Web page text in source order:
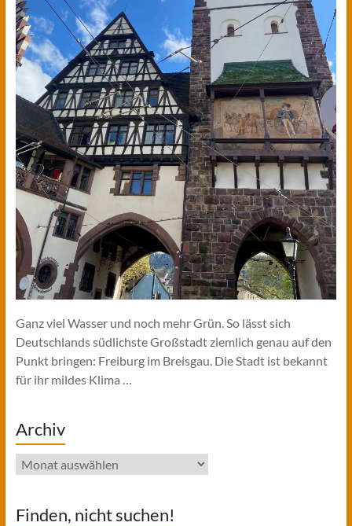
Ganz viel Wasser und noch mehr Grün. So lässt sich
Deutschlands südlichste Großstadt ziemlich genau auf den
Punkt bringen: Freiburg im Breisgau. Die Stadt ist bekannt
für ihr mildes Klima …
Archiv
Archiv
Finden, nicht suchen!